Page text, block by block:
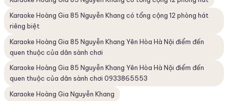
Karaoke Hoàng Gia 85 Nguyễn Khang có tổng cộng 12 phòng hát
riêng biệt
Karaoke Hoàng Gia 85 Nguyễn Khang Yên Hòa Hà Nội điểm đến
quen thuộc của dân sành chơi
Karaoke Hoàng Gia 85 Nguyễn Khang Yên Hòa Hà Nội điểm đến
quen thuộc của dân sành chơi 0933865553
Karaoke Hoàng Gia Nguyễn Khang